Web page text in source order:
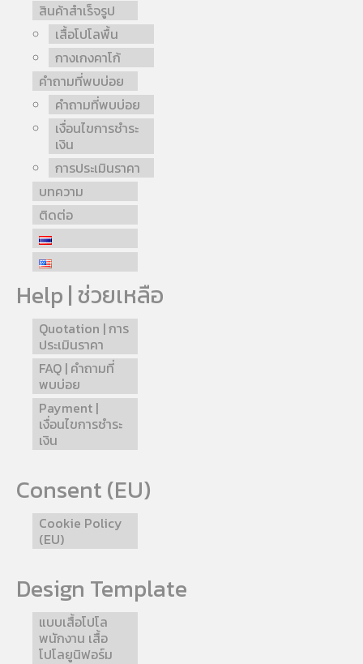
สินค้าสำเร็จรูป
เสื้อโปโลพื้น
กางเกงคาโก้
คำถามที่พบบ่อย
คำถามที่พบบ่อย
เงื่อนไขการชำระ
เงิน
การประเมินราคา
บทความ
ติดต่อ
Help | ช่วยเหลือ
Quotation | การ
ประเมินราคา
FAQ | คำถามที่
พบบ่อย
Payment |
เงื่อนไขการชำระ
เงิน
Consent (EU)
Cookie Policy
(EU)
Design Template
แบบเสื้อโปโล
พนักงาน เสื้อ
โปโลยูนิฟอร์ม